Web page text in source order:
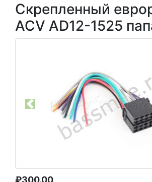
Скрепленный
ACV AD12-1525
Previous
₽300.00